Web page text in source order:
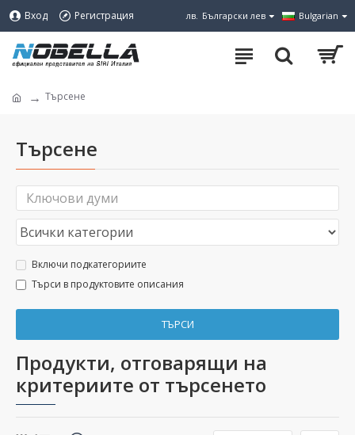
Вход Регистрация лв. Български лев Bulgarian
Търсене
Търсене
Включи подкатегориите
Търси в продуктовите описания
ТЪРСИ
Продукти, отговарящи на
критериите от търсенето